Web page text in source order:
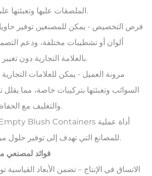
الملصقات عليها وتعبئتها على نطاق واسع.
فرص التخصيص - يمكن للمصنعين توفير
ألوان أو تشطيبات مختلفة، ودعم
بالعلامة التجارية دون تغيير معدات الإنتاج.
مرونة العميل - يمكن للعلامات
السوائب وتعبئتها بتركيبات خاصة، مما يقلل
والتغليف مع الحفاظ على الجودة.
للمصانع التي تهدف إلى توفير حلول مرنة وموثوقة للعملاء.
فوائد لمصنعي
الاتساق في الإنتاج – تضمن الأبعاد القياسية